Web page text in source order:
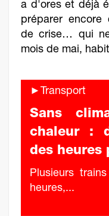
a d'ores et déjà
préparer encore
de crise… qui
mois de mai,
►Transport
Sans
chaleur :
des heures
Plusieurs
heures,...